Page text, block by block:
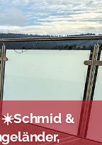
☀️Schmid &